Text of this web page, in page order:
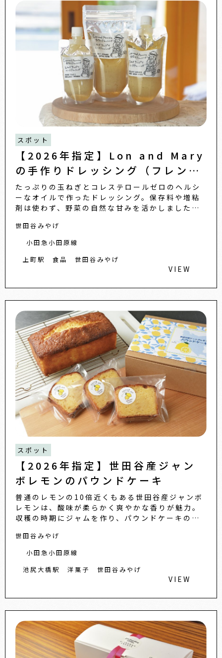
スポット
【2026年指定】Lon and Mary
の手作りドレッシング（フレン
チ）
たっぷりの玉ねぎとコレステロールゼロのヘルシ
ーなオイルで作ったドレッシング。保存料や増粘
剤は使わず、野菜の自然な甘みを活かしました。
どいろいろな料理に活用で...
世田谷みやげ
小田急小田原線
上町駅
食品 世田谷みやげ
VIEW
スポット
【2026年指定】世田谷産ジャン
ボレモンのパウンドケーキ
普通のレモンの10倍近くもある世田谷産ジャンボ
レモンは、酸味が柔らかく爽やかな香りが魅力。
収穫の時期にジャムを作り、パウンドケーキの生
地はしっとり口溶けがよ...
世田谷みやげ
小田急小田原線
池尻大橋駅
洋菓子 世田谷みやげ
VIEW